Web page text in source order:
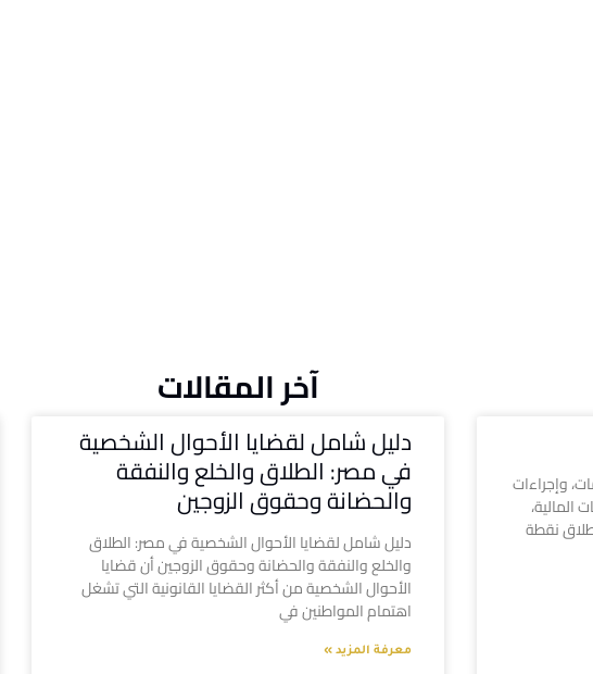
آخر المقالات
وإجراءات
نقطة
دليل شامل لقضايا الأحوال الشخصية
في مصر: الطلاق والخلع والنفقة
والحضانة وحقوق الزوجين
دليل شامل لقضايا الأحوال الشخصية في مصر: الطلاق
والخلع والنفقة والحضانة وحقوق الزوجين أن قضايا
الأحوال الشخصية من أكثر القضايا القانونية التي تشغل
اهتمام المواطنين في
معرفة المزيد »